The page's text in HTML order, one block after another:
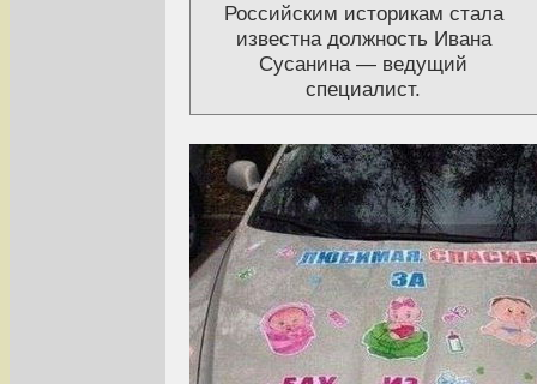
Российским историкам стала
известна должность Ивана
Сусанина — ведущий
специалист.